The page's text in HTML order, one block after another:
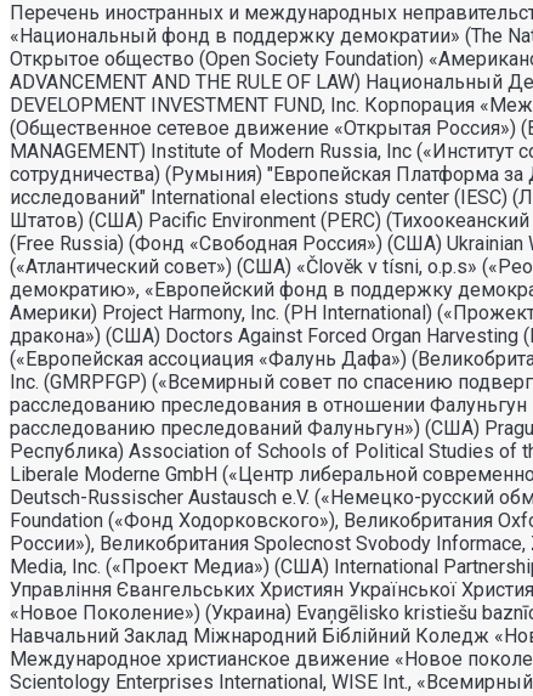
Перечень иностранных и международных
«Национальный фонд в поддержку демократии» (The
Открытое общество (Open Society Foundation)
ADVANCEMENT AND THE RULE OF LAW)
DEVELOPMENT INVESTMENT FUND, Inc. Корпорация
(Общественное сетевое движение «Открытая Россия»)
MANAGEMENT) Institute of Modern Russia, Inc
сотрудничества) (Румыния) "Европейская Платформа
исследований" International elections study center (IESC)
Штатов) (США) Pacific Environment (PERC)
(Free Russia) (Фонд «Свободная Россия») (США)
(«Атлантический совет») (США) «Člověk v tísni, o.p.s»
демократию», «Европейский фонд в поддержку
Америки) Project Harmony, Inc. (PH International)
дракона») (США) Doctors Against Forced Organ Harvesting
(«Европейская ассоциация «Фалунь Дафа»)
Inc. (GMRPFGP) («Всемирный совет по спасению
расследованию преследования в отношении Фалуньгун
расследованию преследований Фалуньгун») (США)
Республика) Association of Schools of Political Studies of
Liberale Moderne GmbH («Центр либеральной
Deutsch-Russischer Austausch e.V. («Немецко-русский
Foundation («Фонд Ходорковского»), Великобритания
России»), Великобритания Spolecnost Svobody
Media, Inc. («Проект Медиа») (США) International
Управлiння Євангельських Християн Української
«Новое Поколение») (Украина) Evaņgēlisko kristiešu
Навчальний Заклад Міжнародний Біблійний Коледж
Международное христианское движение «Новое
Scientology Enterprises International, WISE Int.,